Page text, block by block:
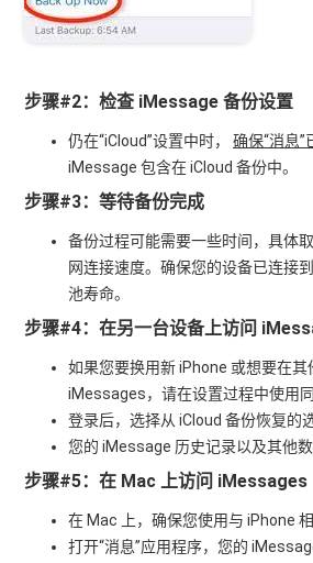
步骤#2：检查 iMessage 备份设置
仍在“iCloud”设置中时，确保“消息”
iMessage 包含在 iCloud 备份中。
步骤#3：等待备份完成
备份过程可能需要一些时间，具体
网连接速度。确保您的设备已连接
池寿命。
步骤#4：在另一台设备上访问
如果您要换用新 iPhone 或想要在其
iMessages，请在设置过程中使用同
登录后，选择从 iCloud 备份恢复的
您的 iMessage 历史记录以及其他
步骤#5：在 Mac 上访问 iMessages
在 Mac 上，确保您使用与 iPhone 相
打开“消息”应用程序，您的